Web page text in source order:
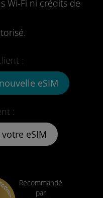
Wi-Fi ni crédits de
:
votre eSIM
:
eSIM
Recommandé
par